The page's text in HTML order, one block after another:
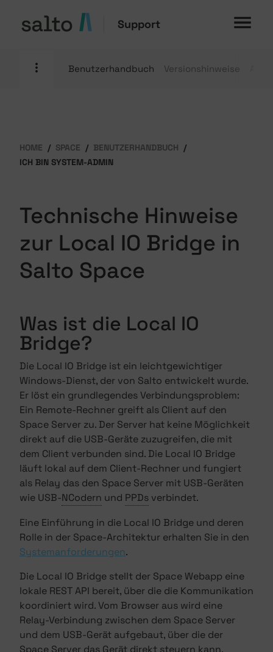
Support
Benutzerhandbuch Versionshinweise
HOME SPACE
BENUTZERHANDBUCH
ICH BIN SYSTEM-ADMIN
Technische Hinweise
zur Local IO Bridge in
Salto Space
Was ist die Local IO
Bridge?
Die Local IO Bridge ist ein leichtgewichtiger
Windows-Dienst, der von Salto entwickelt wurde.
Er löst ein grundlegendes Verbindungsproblem:
Ein Remote-Rechner greift als Client auf den
Space Server zu. Der Server hat keine Möglichkeit
direkt auf die USB-Geräte zuzugreifen, die mit
dem Client verbunden sind. Die Local IO Bridge
läuft lokal auf dem Client-Rechner und fungiert
als Relay das den Space Server mit USB-Geräten
wie USB-NCodern und PPDs verbindet.
Eine Einführung in die Local IO Bridge und deren
Rolle in der Space-Architektur erhalten Sie in den
Systemanforderungen.
Die Local IO Bridge stellt der Space Webapp eine
lokale REST API bereit, über die die Kommunikation
koordiniert wird. Vom Browser aus wird eine
Relay-Verbindung zwischen dem Space Server
und dem USB-Gerät aufgebaut, über die der
Space Server das Gerät direkt steuern kann.